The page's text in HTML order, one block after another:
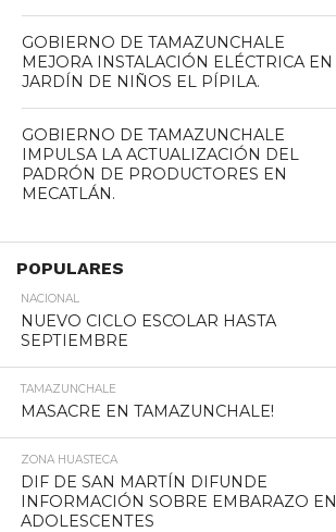
GOBIERNO DE TAMAZUNCHALE
MEJORA INSTALACIÓN ELÉCTRICA EN
JARDÍN DE NIÑOS EL PÍPILA.
GOBIERNO DE TAMAZUNCHALE
IMPULSA LA ACTUALIZACIÓN DEL
PADRÓN DE PRODUCTORES EN
MECATLÁN.
POPULARES
NACIONAL
NUEVO CICLO ESCOLAR HASTA
SEPTIEMBRE
TAMAZUNCHALE
MASACRE EN TAMAZUNCHALE!
ZONA HUASTECA
DIF DE SAN MARTÍN DIFUNDE
INFORMACIÓN SOBRE EMBARAZO EN
ADOLESCENTES